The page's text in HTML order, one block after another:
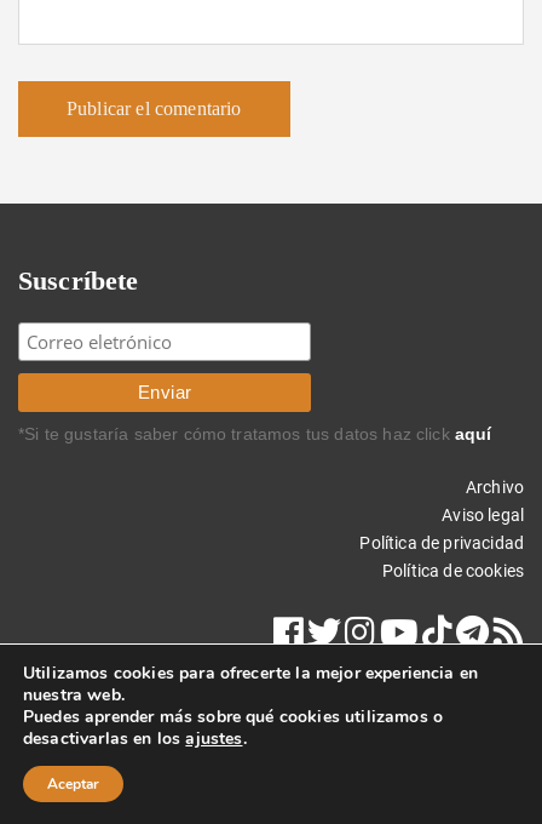
Suscríbete
*Si te gustaría saber cómo tratamos tus datos haz click aquí
Archivo
Aviso legal
Política de privacidad
Política de cookies
Copyright © 2022 Carlos Rodríguez Braun. Todos los derechos
reservados.
Utilizamos cookies para ofrecerte la mejor experiencia en
nuestra web.
Puedes aprender más sobre qué cookies utilizamos o
desactivarlas en losajustes.
Aceptar